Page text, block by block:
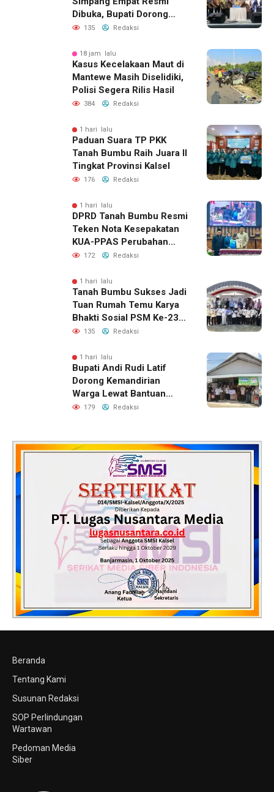
Dibuka, Bupati Dorong
Lahirnya Generasi Qur’ani
135 Redaksi
18 jam lalu
Kasus Kecelakaan Maut di
Mantewe Masih Diselidiki,
Polisi Segera Rilis Hasil
384 Redaksi
1 hari lalu
Paduan Suara TP PKK
Tanah Bumbu Raih Juara II
Tingkat Provinsi Kalsel
176 Redaksi
1 hari lalu
DPRD Tanah Bumbu Resmi
Teken Nota Kesepakatan
KUA-PPAS Perubahan
APBD 2026
172 Redaksi
1 hari lalu
Tanah Bumbu Sukses Jadi
Tuan Rumah Temu Karya
Bhakti Sosial PSM Ke-23
Kalimantan Selatan
135 Redaksi
1 hari lalu
Bupati Andi Rudi Latif
Dorong Kemandirian
Warga Lewat Bantuan
Usaha Ekonomi Produktif
179 Redaksi
Beranda
Tentang Kami
Susunan Redaksi
SOP Perlindungan
Wartawan
Pedoman Media
Siber